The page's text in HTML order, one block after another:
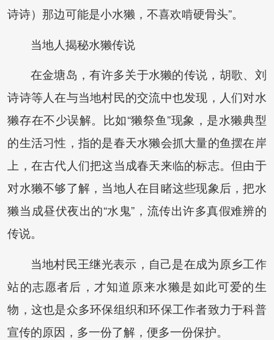
诗诗）那边可能是小水獭，不喜欢啃硬骨头”。
当地人揭秘水獭传说
在金塘岛，有许多关于水獭的传说，胡歌、刘
诗诗等人在与当地村民的交流中也发现，人们对水
獭存在不少误解。比如“獭祭鱼”现象，是水獭典型
的生活习性，指的是春天水獭会抓大量的鱼摆在岸
上，在古代人们把这当成春天来临的标志。但由于
对水獭不够了解，当地人在目睹这些现象后，把水
獭当成昼伏夜出的“水鬼”，流传出许多真假难辨的
传说。
当地村民王继光表示，自己是在成为原乡工作
站的志愿者后，才知道原来水獭是如此可爱的生
物，这也是众多环保组织和环保工作者致力于科普
宣传的原因，多一份了解，便多一份保护。